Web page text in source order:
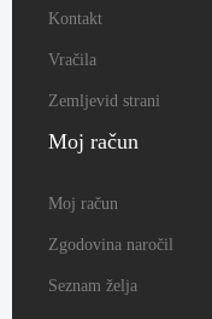
Kontakt
Vračila
Zemljevid strani
Moj račun
Moj račun
Zgodovina naročil
Seznam želja